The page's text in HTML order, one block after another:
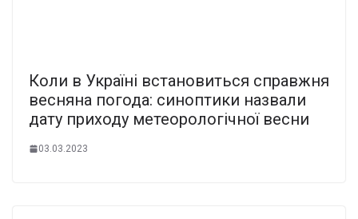
Коли в Україні встановиться справжня
весняна погода: синоптики назвали
дату приходу метеорологічної весни
03.03.2023